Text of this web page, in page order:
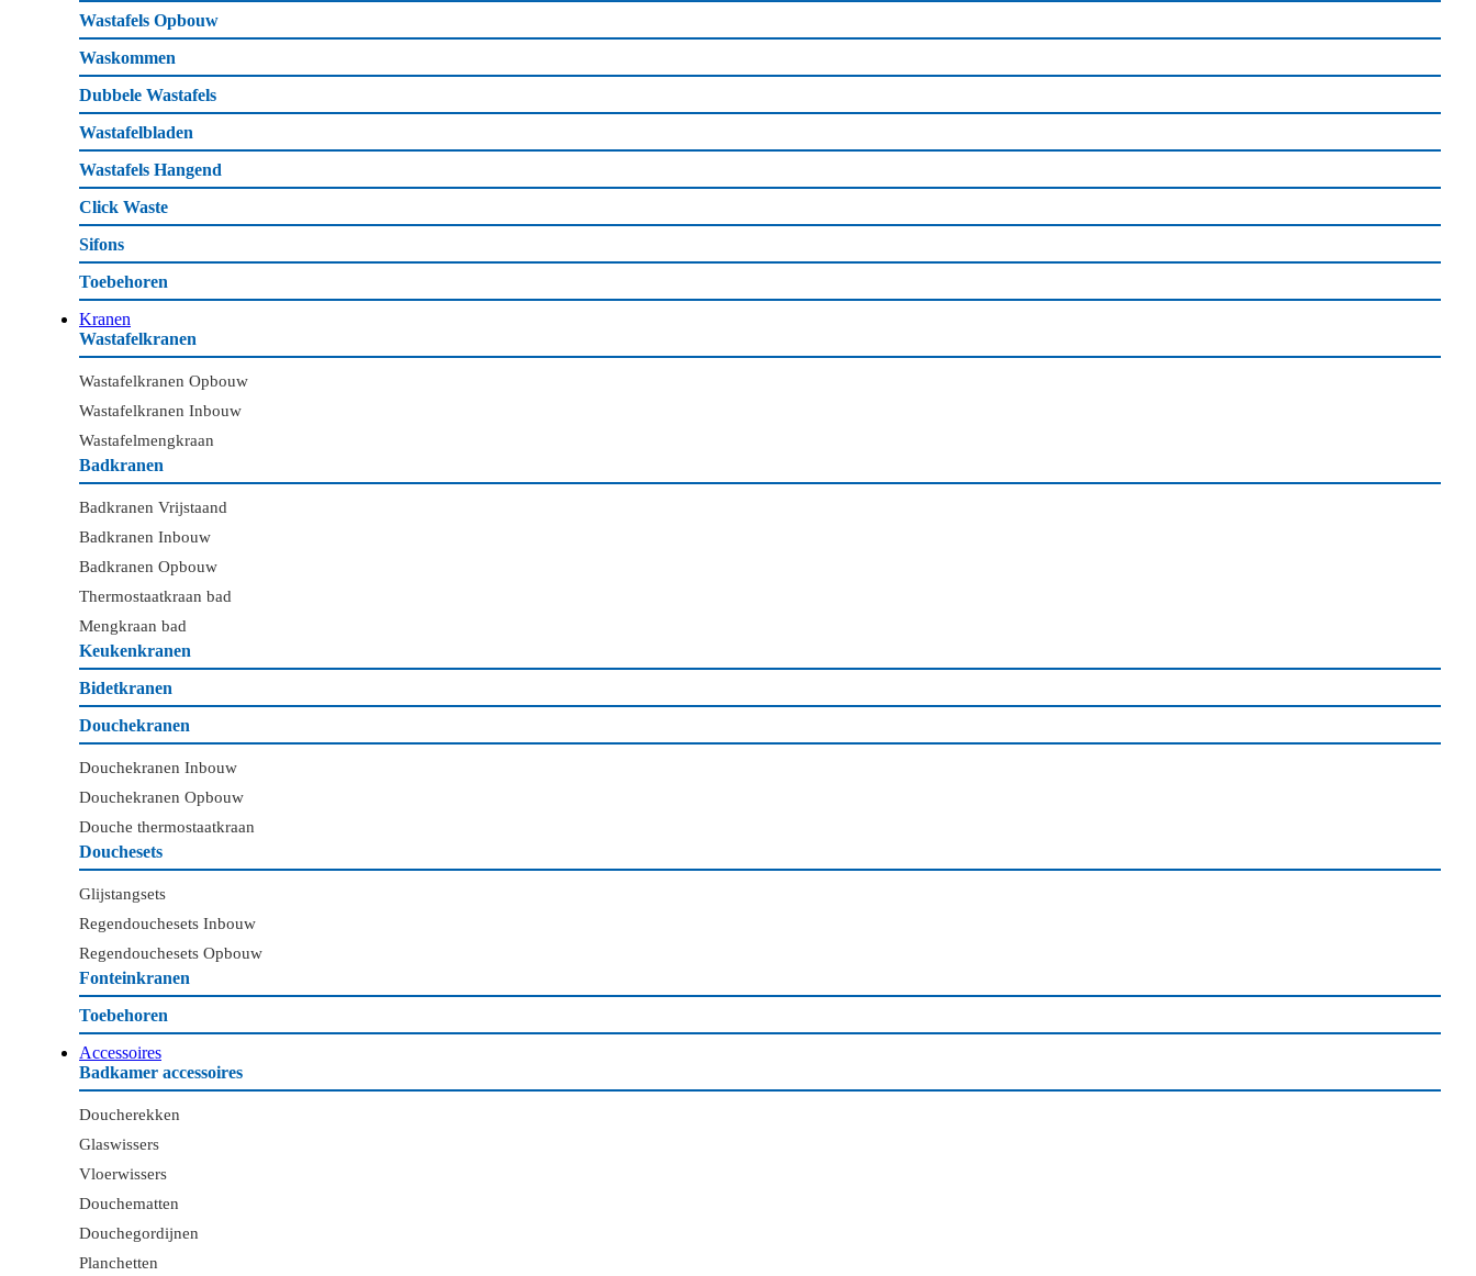
Wastafels Opbouw
Waskommen
Dubbele Wastafels
Wastafelbladen
Wastafels Hangend
Click Waste
Sifons
Toebehoren
Kranen
Wastafelkranen
Wastafelkranen Opbouw
Wastafelkranen Inbouw
Wastafelmengkraan
Badkranen
Badkranen Vrijstaand
Badkranen Inbouw
Badkranen Opbouw
Thermostaatkraan bad
Mengkraan bad
Keukenkranen
Bidetkranen
Douchekranen
Douchekranen Inbouw
Douchekranen Opbouw
Douche thermostaatkraan
Douchesets
Glijstangsets
Regendouchesets Inbouw
Regendouchesets Opbouw
Fonteinkranen
Toebehoren
Accessoires
Badkamer accessoires
Doucherekken
Glaswissers
Vloerwissers
Douchematten
Douchegordijnen
Planchetten